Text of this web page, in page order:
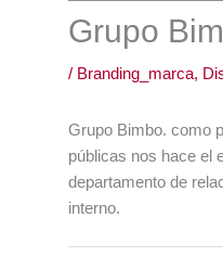
Grupo
/ Branding_marca,
Grupo Bimbo. como
públicas nos hace el
departamento de
interno.